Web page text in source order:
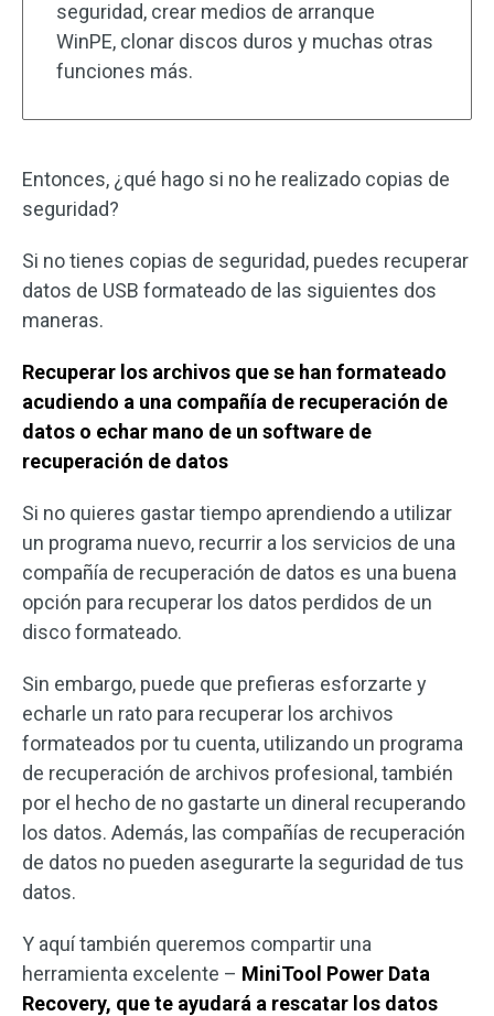
seguridad, crear medios de arranque
WinPE, clonar discos duros y muchas otras
funciones más.
Entonces, ¿qué hago si no he realizado copias de
seguridad?
Si no tienes copias de seguridad, puedes recuperar
datos de USB formateado de las siguientes dos
maneras.
Recuperar los archivos que se han formateado
acudiendo a una compañía de recuperación de
datos o echar mano de un software de
recuperación de datos
Si no quieres gastar tiempo aprendiendo a utilizar
un programa nuevo, recurrir a los servicios de una
compañía de recuperación de datos es una buena
opción para recuperar los datos perdidos de un
disco formateado.
Sin embargo, puede que prefieras esforzarte y
echarle un rato para recuperar los archivos
formateados por tu cuenta, utilizando un programa
de recuperación de archivos profesional, también
por el hecho de no gastarte un dineral recuperando
los datos. Además, las compañías de recuperación
de datos no pueden asegurarte la seguridad de tus
datos.
Y aquí también queremos compartir una
herramienta excelente – MiniTool Power Data
Recovery, que te ayudará a rescatar los datos